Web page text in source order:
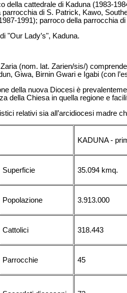
della cattedrale di Kaduna (1983-
parrocchia di S. Patrick, Kawo,
1991); parroco della parrocchia
"Our Lady’s", Kaduna.
(nom. lat. Zarien/sis/)
Giwa, Birnin Gwari e Igabi (con
della nuova Diocesi è
della Chiesa in quella regione e
relativi sia all’arcidiocesi madre
KADUNA -
Superficie 35.094 kmq.
Popolazione 3.913.000
Cattolici 318.443
Parrocchie 45